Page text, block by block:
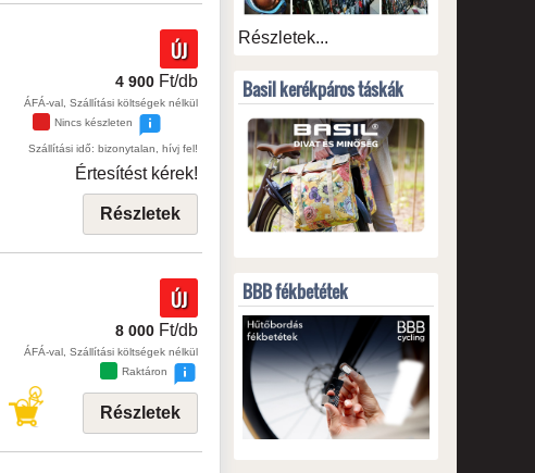
ÚJ
4 900 Ft/db
ÁFÁ-val, Szállítási költségek nélkül
Nincs készleten
Szállítási idő: bizonytalan, hívj fel!
Értesítést kérek!
Részletek
ÚJ
8 000 Ft/db
ÁFÁ-val, Szállítási költségek nélkül
Raktáron
Részletek
Részletek...
Basil kerékpáros táskák
BBB fékbetétek